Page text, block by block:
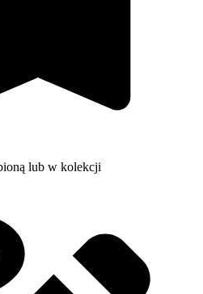
lub w kolekcji